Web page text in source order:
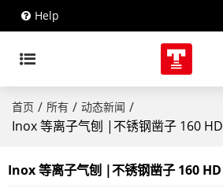
Help
首页 / 所有 / 动态新闻 /
Inox 等离子气刨 |不锈钢凿子 160 HD
Inox 等离子气刨 |不锈钢凿子 160 HD